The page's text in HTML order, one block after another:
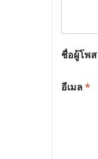
ชื่อผู้โพส
อีเมล*